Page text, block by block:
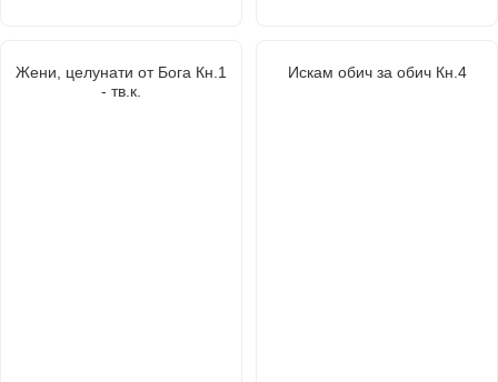
Жени, целунати от Бога Кн.1
- тв.к.
Искам обич за обич Кн.4